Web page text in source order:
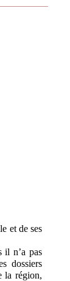
et de ses
il n’a pas
dossiers
la région,